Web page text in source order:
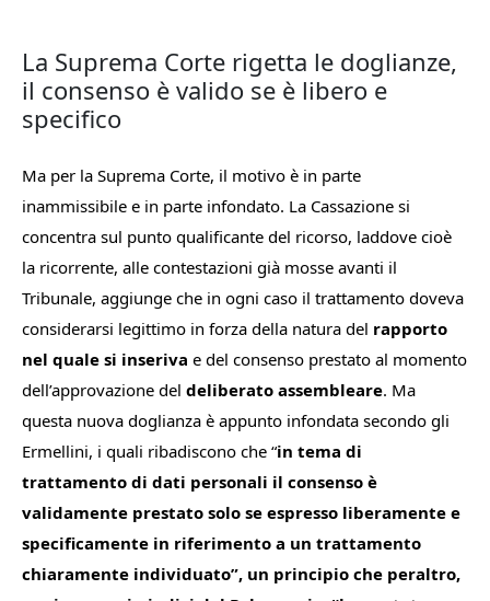
La Suprema Corte rigetta le doglianze,
il consenso è valido se è libero e
specifico
Ma per la Suprema Corte, il motivo è in parte
inammissibile e in parte infondato. La Cassazione si
concentra sul punto qualificante del ricorso, laddove cioè
la ricorrente, alle contestazioni già mosse avanti il
Tribunale, aggiunge che in ogni caso il trattamento doveva
considerarsi legittimo in forza della natura del rapporto
nel quale si inseriva e del consenso prestato al momento
dell’approvazione del deliberato assembleare. Ma
questa nuova doglianza è appunto infondata secondo gli
Ermellini, i quali ribadiscono che “in tema di
trattamento di dati personali il consenso è
validamente prestato solo se espresso liberamente e
specificamente in riferimento a un trattamento
chiaramente individuato”, un principio che peraltro,